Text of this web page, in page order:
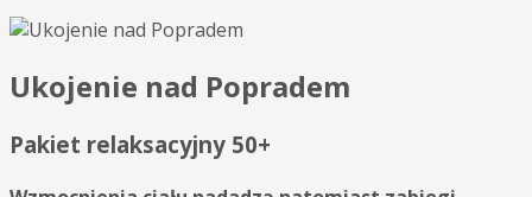
Ukojenie nad Popradem
Pakiet relaksacyjny 50+